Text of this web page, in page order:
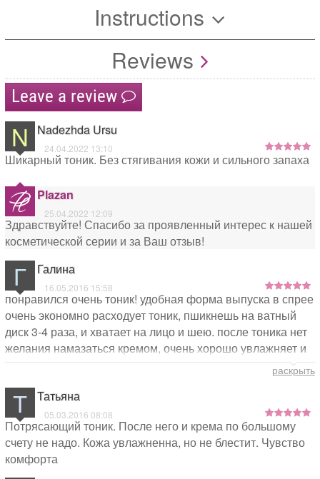
Instructions
Reviews
Leave a review
N Nadezhda Ursu
24.04.2022 13:10
Шикарный тоник. Без стягивания кожи и сильного запаха
Plazan
25.04.2022 12:09
Здравствуйте! Спасибо за проявленный интерес к нашей
косметической серии и за Ваш отзыв!
Г Галина
16.05.2016 15:58
понравился очень тоник! удобная форма выпуска в спрее
очень экономно расходует тоник, пшикнешь на ватный
диск 3-4 раза, и хватает на лицо и шею. после тоника нет
желания намазаться кремом, очень хорошо увлажняет и
раскрыть
Т Татьяна
05.03.2016 08:08
Потрясающий тоник. После него и крема по большому
счету не надо. Кожа увлажненна, но не блестит. Чувство
комфорта